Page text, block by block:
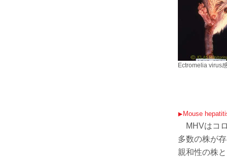
Ectromelia virus
Mouse
MHVはコ
多数の株が
親和性の株